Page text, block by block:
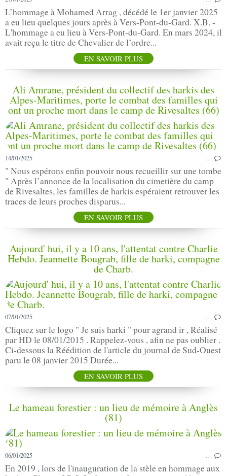
L’hommage à Mohamed Arrag , décédé le 1er janvier 2025
a eu lieu quelques jours après à Vers-Pont-du-Gard. X.B. -
L'hommage a eu lieu à Vers-Pont-du-Gard. En mars 2024, il
avait reçu le titre de Chevalier de l’ordre...
EN SAVOIR PLUS
Ali Amrane, président du collectif des harkis des
Alpes-Maritimes, porte le combat des familles qui
ont un proche mort dans le camp de Rivesaltes (66)
14/01/2025 …
" Nous espérons enfin pouvoir nous recueillir sur une tombe
" Après l’annonce de la localisation du cimetière du camp
de Rivesaltes, les familles de harkis espéraient retrouver les
traces de leurs proches disparus...
EN SAVOIR PLUS
Aujourd' hui, il y a 10 ans, l'attentat contre Charlie
Hebdo. Jeannette Bougrab, fille de harki, compagne
de Charb.
07/01/2025 …
Cliquez sur le logo " Je suis harki " pour agrand ir , Réalisé
par HD le 08/01/2015 . Rappelez-vous , afin ne pas oublier .
Ci-dessous la Réédition de l'article du journal de Sud-Ouest
paru le 08 janvier 2015 Durée...
EN SAVOIR PLUS
Le hameau forestier : un lieu de mémoire à Anglès
(81)
06/01/2025 …
En 2019 , lors de l'inauguration de la stèle en hommage aux